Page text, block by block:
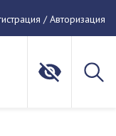
/ Авторизация